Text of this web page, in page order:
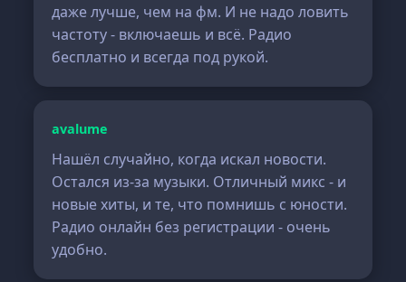
даже лучше, чем на фм. И не надо ловить
частоту - включаешь и всё. Радио
бесплатно и всегда под рукой.
avalume
Нашёл случайно, когда искал новости.
Остался из-за музыки. Отличный микс - и
новые хиты, и те, что помнишь с юности.
Радио онлайн без регистрации - очень
удобно.